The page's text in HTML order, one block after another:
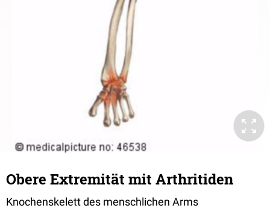
Obere Extremität mit Arthritiden
Knochenskelett des menschlichen Arms